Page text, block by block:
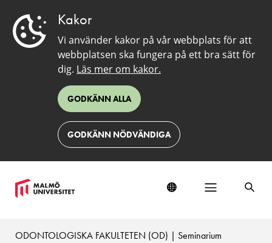
Kakor
Vi använder kakor på vår webbplats för att
webbplatsen ska fungera på ett bra sätt för
dig. Läs mer om kakor.
GODKÄNN ALLA
GODKÄNN NÖDVÄNDIGA
ODONTOLOGISKA FAKULTETEN (OD) | Seminarium